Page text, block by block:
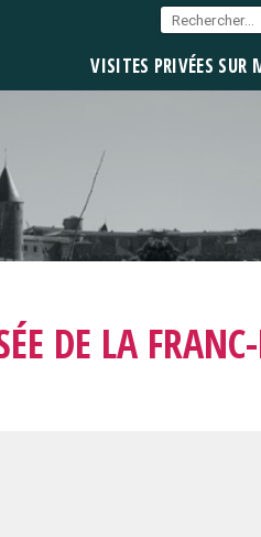
VISITES PRIVÉES SUR
DE LA